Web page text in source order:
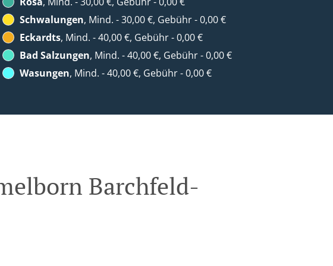
Schwalungen, Mind. - 30,00 €, Gebühr - 0,00 €
Eckardts, Mind. - 40,00 €, Gebühr - 0,00 €
Bad Salzungen, Mind. - 40,00 €, Gebühr - 0,00 €
Wasungen, Mind. - 40,00 €, Gebühr - 0,00 €
Barchfeld-